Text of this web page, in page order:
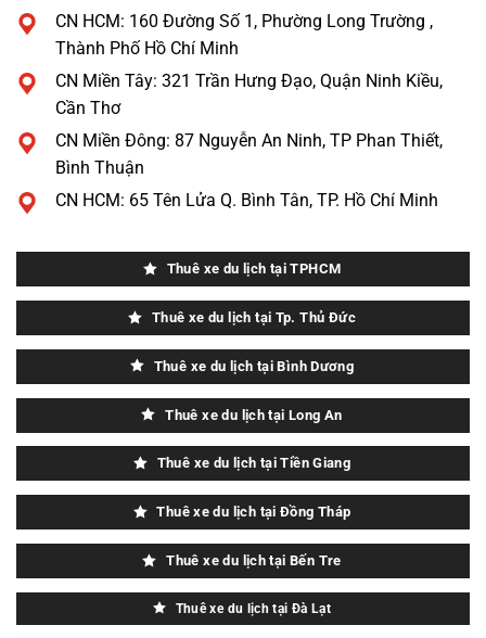
CN HCM: 160 Đường Số 1, Phường Long Trường ,
Thành Phố Hồ Chí Minh
CN Miền Tây: 321 Trần Hưng Đạo, Quận Ninh Kiều,
Cần Thơ
CN Miền Đông: 87 Nguyễn An Ninh, TP Phan Thiết,
Bình Thuận
CN HCM: 65 Tên Lửa Q. Bình Tân, TP. Hồ Chí Minh
Thuê xe du lịch tại TPHCM
Thuê xe du lịch tại Tp. Thủ Đức
Thuê xe du lịch tại Bình Dương
Thuê xe du lịch tại Long An
Thuê xe du lịch tại Tiền Giang
Thuê xe du lịch tại Đồng Tháp
Thuê xe du lịch tại Bến Tre
Thuê xe du lịch tại Đà Lạt